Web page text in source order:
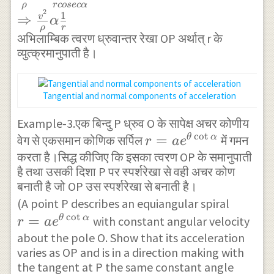
{ dr }{ dt }
}{ \frac {
d\theta }{
dt } }
=\frac { Br
}{ c } \\
\Rightarrow
\frac { dr }{
d\theta }
=\frac { Br
}{ c } \\
\Rightarrow
\frac { dr }{
r } =\frac {
B }{ c }
\right)
\theta }\\
r={ e }^{
m\theta
}\left[
m=\frac {
BD }{ c }
\right]
\Rightarrow
r }{ \sin {
\alpha } } \\
\Rightarrow
\rho
=rcosec\alpha
}^{ 2 } }{
=\frac { { k
}^{ 2 } }{
rcosec\alpha
} \\
\Rightarrow
\frac { { v
}^{ 2 } }{
\rho }
\alpha \frac
{ 1 }{ r }
ρ rcosecα
⇒ ρ
v2
α r
1
अभिलाम्बिक त्वरण ध्रुवान्तर रेखा OP अर्थात् r के
व्युत्क्रमानुपाती है।
Tangential and normal components of acceleration
Example-3.एक बिन्दु P ध्रुव O के सापेक्ष अचर कोणीय
वेग से एकसमान कोणिक सर्पिलr=a{ e
}^{
\theta
\cot {
\alpha
} }
r = aeθ cot α में गमन
करता है।सिद्ध कीजिए कि इसका त्वरण OP के समानुपाती
है तथा उसकी दिशा P पर स्पर्शरेखा से वही अचर कोण
बनाती है जो OP उस स्पर्शरेखा से बनाती है।
(A point P describes an equiangular spiral
}^{
\theta
\cot {
r = aeθ cot α with constant angular velocity
about the pole O. Show that its acceleration
varies as OP and is in a direction making with
the tangent at P the same constant angle